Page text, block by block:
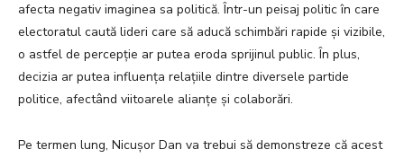
afecta negativ imaginea sa politică. Într-un peisaj politic în care
electoratul caută lideri care să aducă schimbări rapide și vizibile,
o astfel de percepție ar putea eroda sprijinul public. În plus,
decizia ar putea influența relațiile dintre diversele partide
politice, afectând viitoarele alianțe și colaborări.
Pe termen lung, Nicușor Dan va trebui să demonstreze că acest